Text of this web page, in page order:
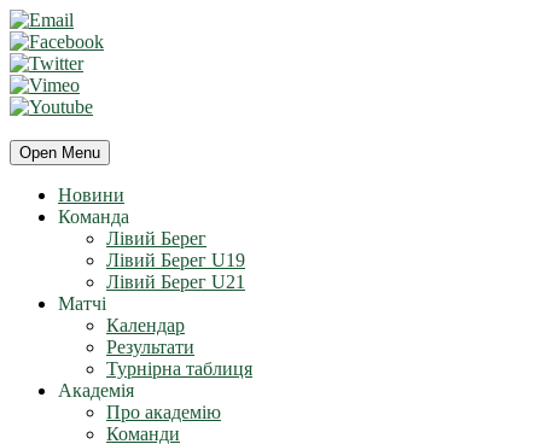
Open Menu
Новини
Команда
Лівий Берег
Лівий Берег U19
Лівий Берег U21
Матчі
Календар
Результати
Турнірна таблиця
Академія
Про академію
Команди